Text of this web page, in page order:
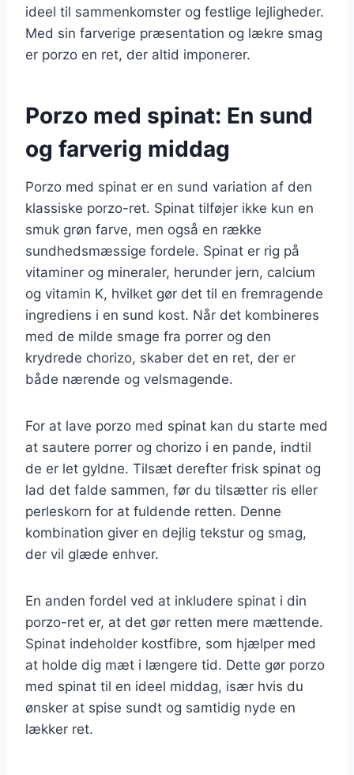
ideel til sammenkomster og festlige lejligheder.
Med sin farverige præsentation og lækre smag
er porzo en ret, der altid imponerer.
Porzo med spinat: En sund
og farverig middag
Porzo med spinat er en sund variation af den
klassiske porzo-ret. Spinat tilføjer ikke kun en
smuk grøn farve, men også en række
sundhedsmæssige fordele. Spinat er rig på
vitaminer og mineraler, herunder jern, calcium
og vitamin K, hvilket gør det til en fremragende
ingrediens i en sund kost. Når det kombineres
med de milde smage fra porrer og den
krydrede chorizo, skaber det en ret, der er
både nærende og velsmagende.
For at lave porzo med spinat kan du starte med
at sautere porrer og chorizo i en pande, indtil
de er let gyldne. Tilsæt derefter frisk spinat og
lad det falde sammen, før du tilsætter ris eller
perleskorn for at fuldende retten. Denne
kombination giver en dejlig tekstur og smag,
der vil glæde enhver.
En anden fordel ved at inkludere spinat i din
porzo-ret er, at det gør retten mere mættende.
Spinat indeholder kostfibre, som hjælper med
at holde dig mæt i længere tid. Dette gør porzo
med spinat til en ideel middag, især hvis du
ønsker at spise sundt og samtidig nyde en
lækker ret.